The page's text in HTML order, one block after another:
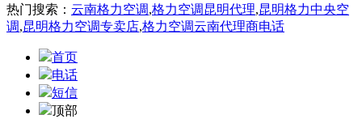
热门搜索： 云南格力空调,格力空调昆明代理,昆明格力中央空
调,昆明格力空调专卖店,格力空调云南代理商电话
首页
电话
短信
顶部